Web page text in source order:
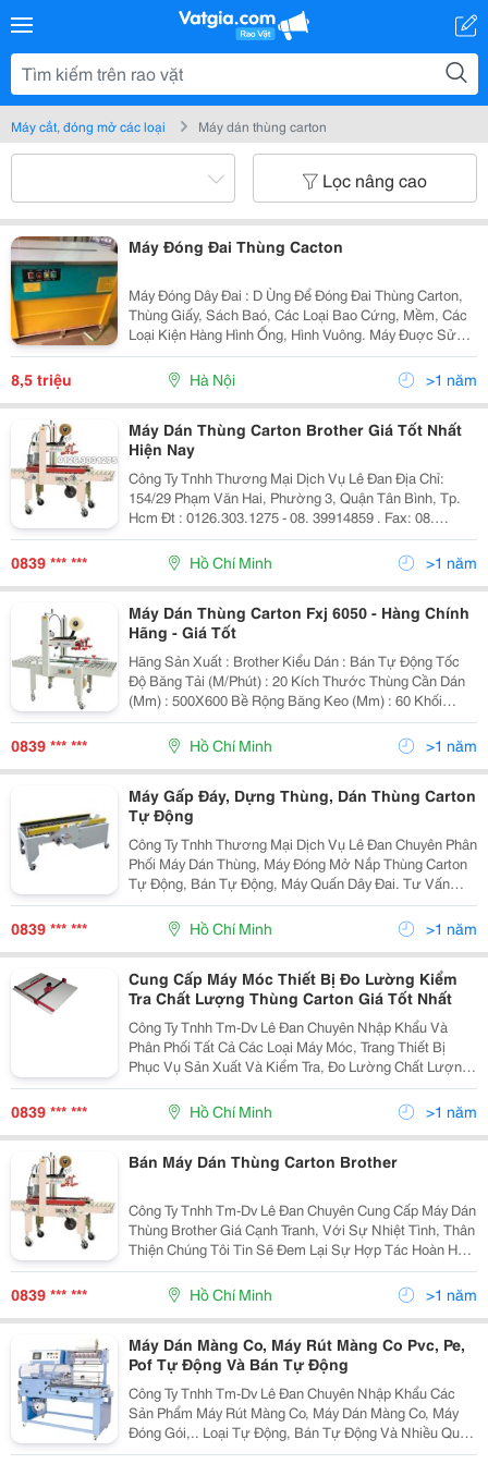
Máy cắt, đóng mở các loại Máy dán thùng carton
Lọc nâng cao
Máy Đóng Đai Thùng Cacton
Máy Đóng Dây Đai : D Ùng Để Đóng Đai Thùng Carton,
Thùng Giấy, Sách Baó, Các Loại Bao Cứng, Mềm, Các
Loại Kiện Hàng Hình Ống, Hình Vuông. Máy Đuợc Sử
Dụng Rộng Rãi Trong Các Ngành Thực Phẩm, Dược
Phẩm, In Ấn, Bưu Điện. - Máy Kzb-1 Dùng Để Đóng Đai
8,5 triệu Hà Nội >1 năm
Máy Dán Thùng Carton Brother Giá Tốt Nhất
Hiện Nay
Công Ty Tnhh Thương Mại Dịch Vụ Lê Đan Địa Chỉ:
154/29 Phạm Văn Hai, Phường 3, Quận Tân Bình, Tp.
Hcm Đt : 0126.303.1275 - 08. 39914859 . Fax: 08.
39914859. Website: Ledanco.com Công Ty Lê Đan
Chuyên Phân Phối Máy Dán Thùng Carton Các Loại V
0839 *** *** Hồ Chí Minh >1 năm
Máy Dán Thùng Carton Fxj 6050 - Hàng Chính
Hãng - Giá Tốt
Hãng Sản Xuất : Brother Kiểu Dán : Bán Tự Động Tốc
Độ Băng Tải (M/Phút) : 20 Kích Thước Thùng Cần Dán
(Mm) : 500X600 Bề Rộng Băng Keo (Mm) : 60 Khối
Lượng Sản Phẩm (Kg) : 20 Chiề
0839 *** *** Hồ Chí Minh >1 năm
Máy Gấp Đáy, Dựng Thùng, Dán Thùng Carton
Tự Động
Công Ty Tnhh Thương Mại Dịch Vụ Lê Đan Chuyên Phân
Phối Máy Dán Thùng, Máy Đóng Mở Nắp Thùng Carton
Tự Động, Bán Tự Động, Máy Quấn Dây Đai. Tư Vấn
Thiết Kế Dây Chuyền Đóng Gói Tự Động Cho Các Nhà
Máy Xí Nghiệp Chủ Yếu Như: Công Nghiệp Điện Tử, Mỹ
0839 *** *** Hồ Chí Minh >1 năm
Cung Cấp Máy Móc Thiết Bị Đo Lường Kiểm
Tra Chất Lượng Thùng Carton Giá Tốt Nhất
Công Ty Tnhh Tm-Dv Lê Đan Chuyên Nhập Khẩu Và
Phân Phối Tất Cả Các Loại Máy Móc, Trang Thiết Bị
Phục Vụ Sản Xuất Và Kiểm Tra, Đo Lường Chất Lượng
Trong Ngành Vải Sợi, May Mặc, Giày Da &Amp; Đóng
Gói. Sản Phẩm Được Nhập Khẩu Trực Tiếp Từ Nhật
Bản, Mỹ,
0839 *** *** Hồ Chí Minh >1 năm
Bán Máy Dán Thùng Carton Brother
Công Ty Tnhh Tm-Dv Lê Đan Chuyên Cung Cấp Máy Dán
Thùng Brother Giá Cạnh Tranh, Với Sự Nhiệt Tình, Thân
Thiện Chúng Tôi Tin Sẽ Đem Lại Sự Hợp Tác Hoàn Hảo
Để Đáp Ứng Mọi Nhu Cầu Của Quý Khách Hàng. Quý
Khách Hàng Có Nhu Cầu, Xin Vui Lòng Liên Hệ
0839 *** *** Hồ Chí Minh >1 năm
Máy Dán Màng Co, Máy Rút Màng Co Pvc, Pe,
Pof Tự Động Và Bán Tự Động
Công Ty Tnhh Tm-Dv Lê Đan Chuyên Nhập Khẩu Các
Sản Phẩm Máy Rút Màng Co, Máy Dán Màng Co, Máy
Đóng Gói,.. Loại Tự Động, Bán Tự Động Và Nhiều Quy
Cách Khác Nhau, Phù Hợp Với Công Nghệ Đóng Gói